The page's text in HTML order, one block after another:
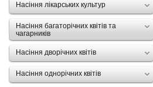
Насіння лікарських культур
Насіння багаторічних квітів та
чагарників
Насіння дворічних квітів
Насіння однорічних квітів